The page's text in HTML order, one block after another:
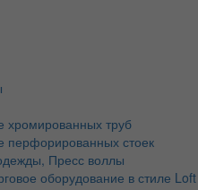
хромированных труб
перфорированных стоек
Пресс воллы
оборудование в стиле Loft